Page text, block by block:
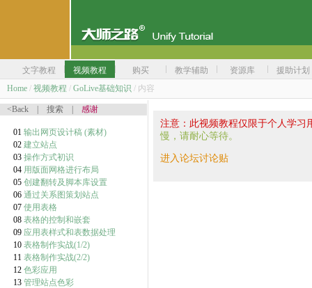
文字教程 视频教程 购买 教学辅助 资源库
援助计划
Home / 视频教程 / GoLive基础知识 / 内容
<Back 搜索 感谢
01 输出网页设计稿 (素材)
02 建立站点
03 操作方式初识
04 用版面网格进行布局
05 创建翻转及脚本库设置
06 通过关系图策划站点
07 使用表格
08 表格的控制和嵌套
09 应用表样式和表数据处理
10 表格制作实战(1/2)
11 表格制作实战(2/2)
12 色彩应用
13 管理站点色彩
注意：此视频教程仅限于个人学
慢，请耐心等待。
进入论坛讨论贴